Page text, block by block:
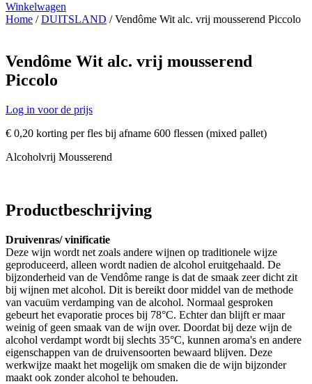
Winkelwagen
Home /DUITSLAND / Vendôme Wit alc. vrij mousserend Piccolo
Vendôme Wit alc. vrij mousserend
Piccolo
Log in voor de prijs
€ 0,20 korting per fles bij afname 600 flessen (mixed pallet)
Alcoholvrij Mousserend
Productbeschrijving
Druivenras/ vinificatie
Deze wijn wordt net zoals andere wijnen op traditionele wijze
geproduceerd, alleen wordt nadien de alcohol eruitgehaald. De
bijzonderheid van de Vendôme range is dat de smaak zeer dicht zit
bij wijnen met alcohol. Dit is bereikt door middel van de methode
van vacuüm verdamping van de alcohol. Normaal gesproken
gebeurt het evaporatie proces bij 78°C. Echter dan blijft er maar
weinig of geen smaak van de wijn over. Doordat bij deze wijn de
alcohol verdampt wordt bij slechts 35°C, kunnen aroma's en andere
eigenschappen van de druivensoorten bewaard blijven. Deze
werkwijze maakt het mogelijk om smaken die de wijn bijzonder
maakt ook zonder alcohol te behouden.